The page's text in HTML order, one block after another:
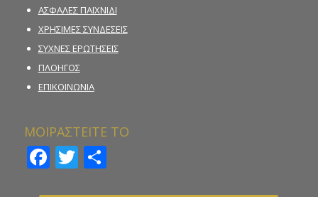
ΑΣΦΑΛΕΣ ΠΑΙΧΝΙΔΙ
ΧΡΗΣΙΜΕΣ ΣΥΝΔΕΣΕΙΣ
ΣΥΧΝΕΣ ΕΡΩΤΗΣΕΙΣ
ΠΛΟΗΓΟΣ
ΕΠΙΚΟΙΝΩΝΙΑ
ΜΟΙΡΑΣΤΕΙΤΕ ΤΟ
Facebook
Twitter
Μοιραστείτε